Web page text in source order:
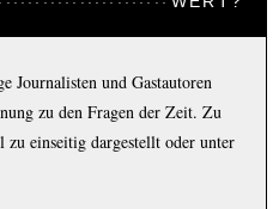
Journalisten und Gastautoren
zu den Fragen der Zeit. Zu
zu einseitig dargestellt oder unter